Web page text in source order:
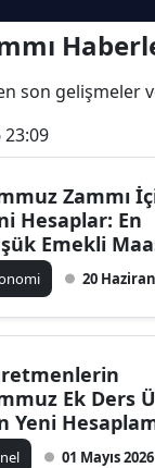
son gelişmeler
23:09
Zammı
Hesaplar: En
Emekli
Aylıkları
Olacak?
20
Ek Ders
Yeni
Oldu01 Mayıs 2026